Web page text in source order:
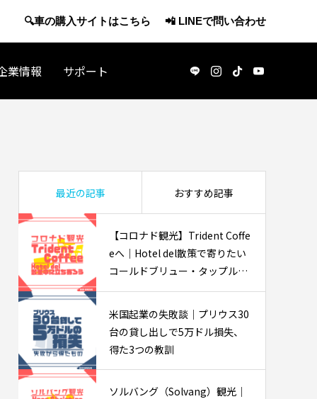
🔍車の購入サイトはこちら 📲 LINEで問い合わせ
業情報 サポート
休職で
J-1ビザで渡米：アメリカの日本酒マー
ケットを知るために働いた話（インタビ
ュー）
2026.02.20
最近の記事 おすすめ記事
【コロナド観光】Trident Coffe
eへ｜Hotel del散策で寄りたい
コールドブリュー・タップルー
ム
米国起業の失敗談｜プリウス30
台の貸し出しで5万ドル損失、
得た3つの教訓
ソルバング（Solvang）観光｜